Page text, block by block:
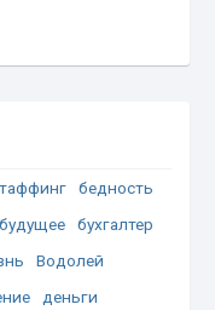
бедность
будущее
бухгалтер
Водолей
деньги